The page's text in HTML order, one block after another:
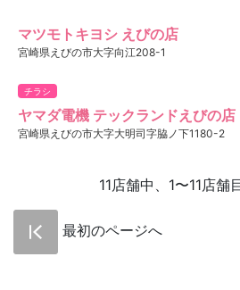
マツモトキヨシ えびの店
宮崎県えびの市大字向江208-1
チラシ
ヤマダ電機 テックランドえびの店
宮崎県えびの市大字大明司字脇ノ下1180-2
11店舗中、1〜11店舗
最初のページへ